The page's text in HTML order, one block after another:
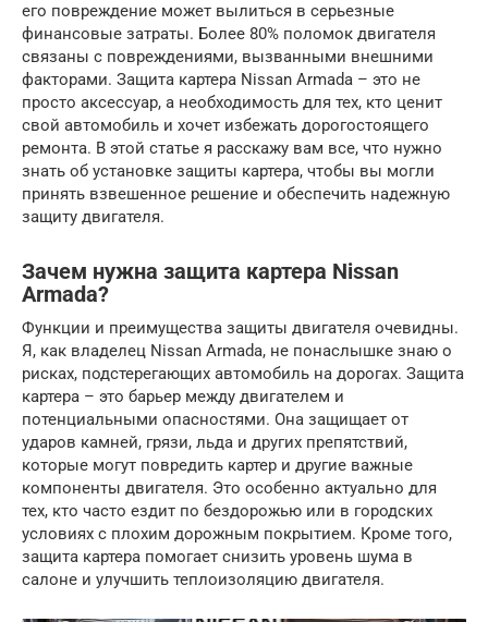
его повреждение может вылиться в серьезные
финансовые затраты. Более 80% поломок двигателя
связаны с повреждениями, вызванными внешними
факторами. Защита картера Nissan Armada – это не
просто аксессуар, а необходимость для тех, кто ценит
свой автомобиль и хочет избежать дорогостоящего
ремонта. В этой статье я расскажу вам все, что нужно
знать об установке защиты картера, чтобы вы могли
принять взвешенное решение и обеспечить надежную
защиту двигателя.
Зачем нужна защита картера Nissan
Armada?
Функции и преимущества защиты двигателя очевидны.
Я, как владелец Nissan Armada, не понаслышке знаю о
рисках, подстерегающих автомобиль на дорогах. Защита
картера – это барьер между двигателем и
потенциальными опасностями. Она защищает от
ударов камней, грязи, льда и других препятствий,
которые могут повредить картер и другие важные
компоненты двигателя. Это особенно актуально для
тех, кто часто ездит по бездорожью или в городских
условиях с плохим дорожным покрытием. Кроме того,
защита картера помогает снизить уровень шума в
салоне и улучшить теплоизоляцию двигателя.